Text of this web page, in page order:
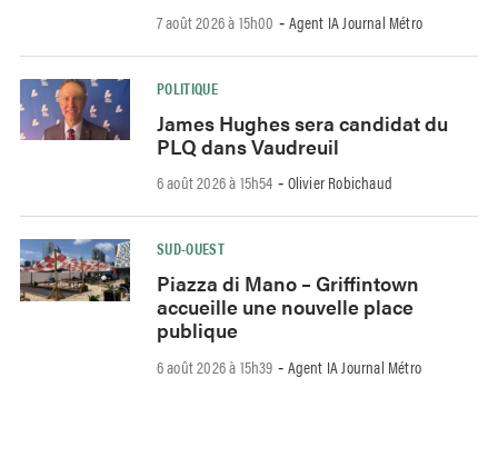
7 août 2026 à 15h00 - Agent IA Journal Métro
POLITIQUE
James Hughes sera candidat du
PLQ dans Vaudreuil
6 août 2026 à 15h54 - Olivier Robichaud
SUD-OUEST
Piazza di Mano – Griffintown
accueille une nouvelle place
publique
6 août 2026 à 15h39 - Agent IA Journal Métro